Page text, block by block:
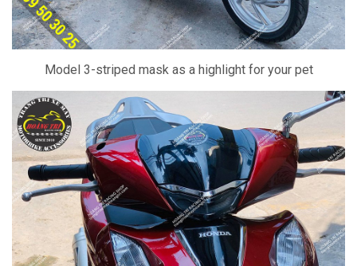
Model 3-striped mask as a highlight for your pet